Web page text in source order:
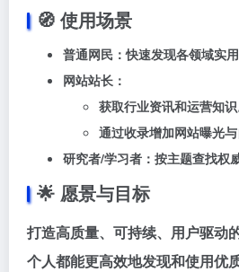
🧭 ‌ 使用场景
普通网民 ：快速发现各领域实
网站站长 ‌：
获取行业资讯和运营知识
通过收录增加网站曝光与
研究者/学习者 ：按主题查找权
🌟 ‌ 愿景与目标
打造‌高质量、可持续、用户驱动
个人都能更高效地发现和使用优